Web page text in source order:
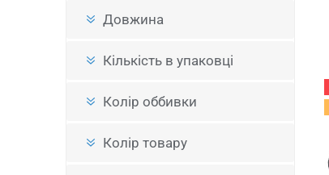
Довжина
Кількість в упаковці
Колір оббивки
Колір товару